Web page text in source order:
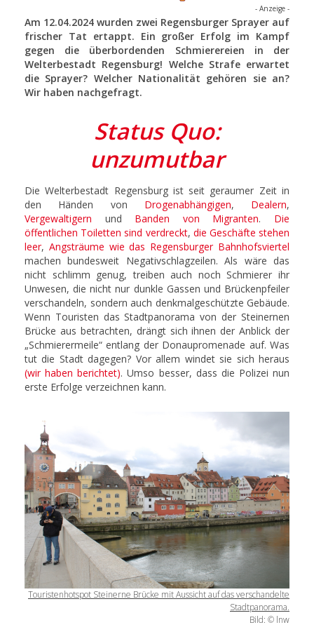
- Anzeige -
Am 12.04.2024 wurden zwei Regensburger Sprayer auf
frischer Tat ertappt. Ein großer Erfolg im Kampf
gegen die überbordenden Schmierereien in der
Welterbestadt Regensburg! Welche Strafe erwartet
die Sprayer? Welcher Nationalität gehören sie an?
Wir haben nachgefragt.
Status Quo:
unzumutbar
Die Welterbestadt Regensburg ist seit geraumer Zeit in
den Händen von Drogenabhängigen, Dealern,
Vergewaltigern und Banden von Migranten. Die
öffentlichen Toiletten sind verdreckt, die Geschäfte stehen
leer, Angsträume wie das Regensburger Bahnhofsviertel
machen bundesweit Negativschlagzeilen. Als wäre das
nicht schlimm genug, treiben auch noch Schmierer ihr
Unwesen, die nicht nur dunkle Gassen und Brückenpfeiler
verschandeln, sondern auch denkmalgeschützte Gebäude.
Wenn Touristen das Stadtpanorama von der Steinernen
Brücke aus betrachten, drängt sich ihnen der Anblick der
„Schmierermeile“ entlang der Donaupromenade auf. Was
tut die Stadt dagegen? Vor allem windet sie sich heraus
(wir haben berichtet). Umso besser, dass die Polizei nun
erste Erfolge verzeichnen kann.
Touristenhotspot Steinerne Brücke mit Aussicht auf das verschandelte
Stadtpanorama.
Bild: © lnw